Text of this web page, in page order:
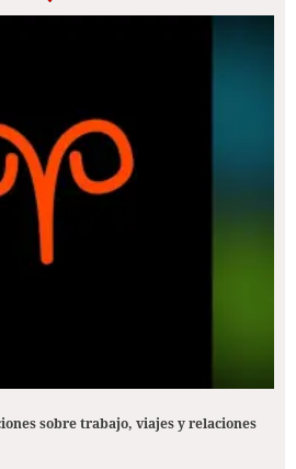
sobre trabajo, viajes y relaciones